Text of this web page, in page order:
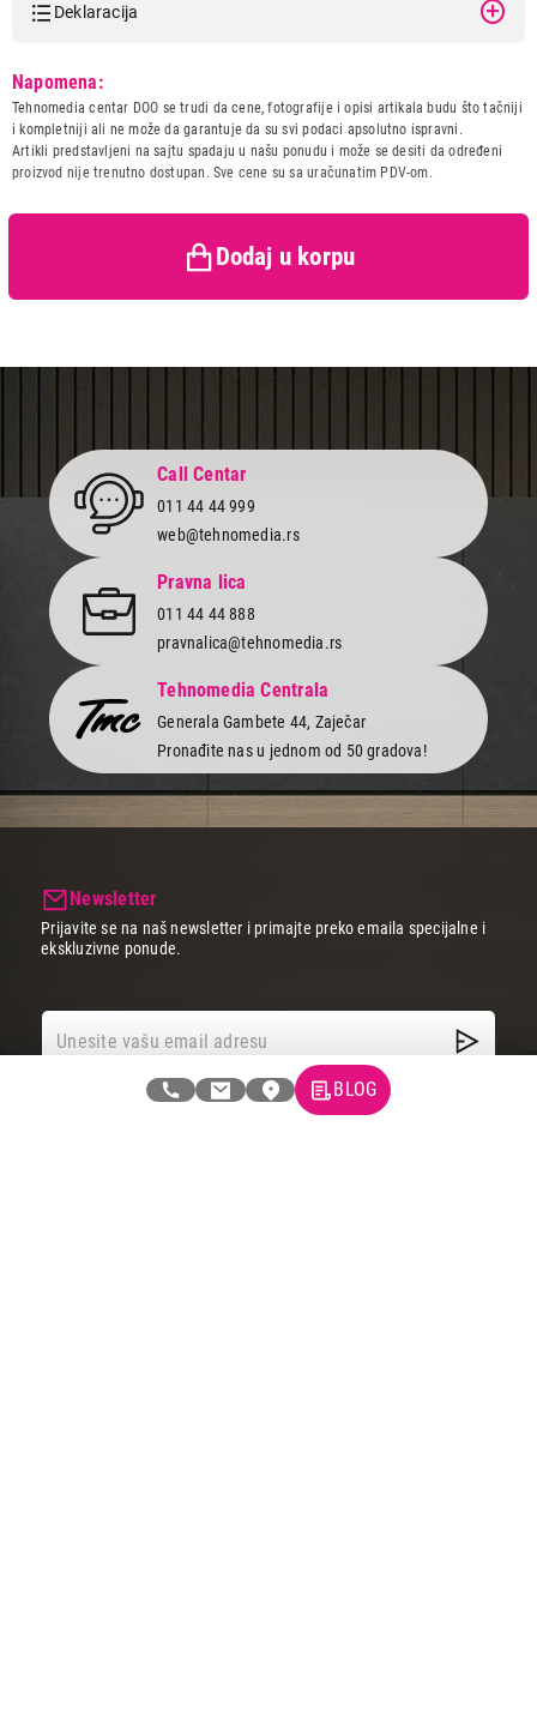
Deklaracija
Naziv i vrsta robe:
TROTINET
Uvoznik:
Comtrade DOO
Zemlja porekla:
Kina
kupaca po osnovu zakona o
Napomena:
Tehnomedia centar DOO se trudi da cene, fotografije i opisi artikala budu što tačniji
i kompletniji ali ne može da garantuje da su svi podaci apsolutno ispravni.
Artikli predstavljeni na sajtu spadaju u našu ponudu i može se desiti da određeni
proizvod nije trenutno dostupan. Sve cene su sa uračunatim PDV-om.
Dodaj u korpu
Call Centar
011 44 44 999
web@tehnomedia.rs
Pravna lica
011 44 44 888
pravnalica@tehnomedia.rs
Tehnomedia Centrala
Generala Gambete 44, Zaječar
Pronađite nas u jednom od 50 gradova!
Newsletter
Prijavite se na naš newsletter i primajte preko emaila specijalne i
ekskluzivne ponude.
BLOG